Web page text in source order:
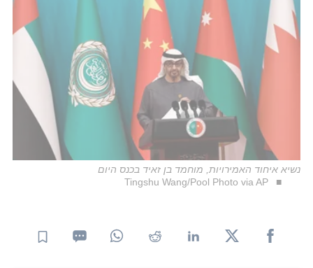
נשיא איחוד האמירויות, מוחמד בן זאיד בכנס היום
Tingshu Wang/Pool Photo via AP